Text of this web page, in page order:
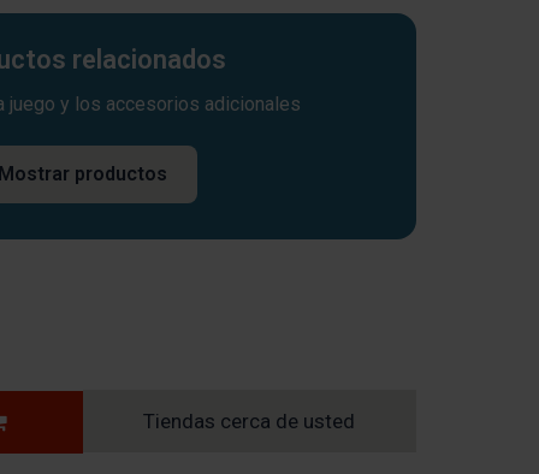
relacionados
juego y los accesorios adicionales
productos
Tiendas cerca de usted